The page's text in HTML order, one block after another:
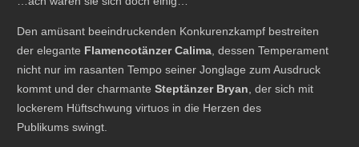
Den amüsant beeindruckenden Konkurenzkampf bestreiten
der elegante FlamencotänzerCalima , dessen Temperament
nicht nur im rasanten Tempo seiner Jonglage zum Ausdruck
kommt und der charmante Steptänzer Bryan , der sich mit
lockerem Hüftschwung virtuos in die Herzen des
Publikums swingt.